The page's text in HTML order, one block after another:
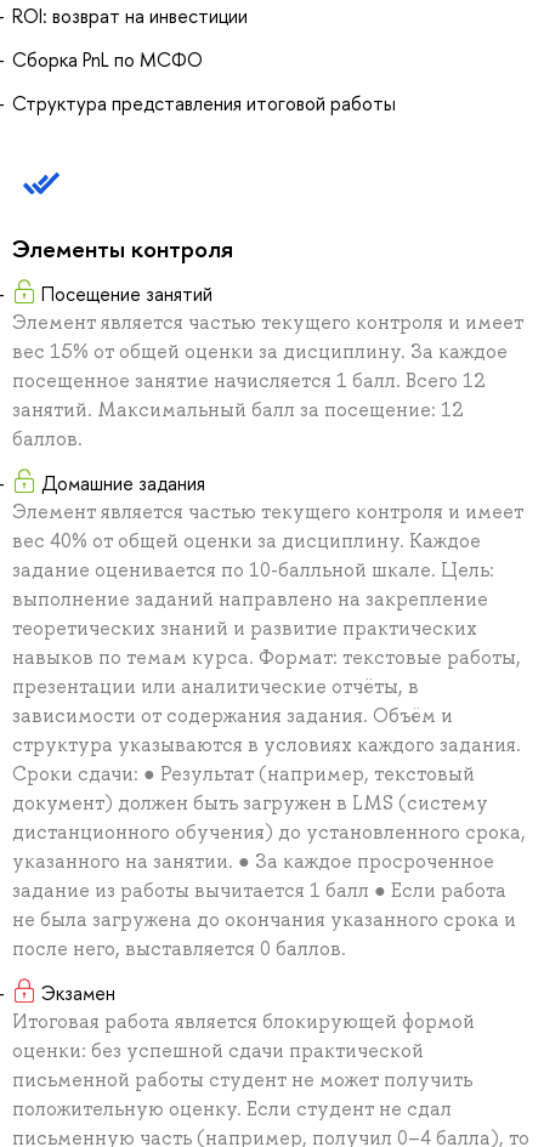
ROI: возврат на инвестиции
Сборка PnL по МСФО
Структура представления итоговой работы
Элементы контроля
Посещение занятий
Элемент является частью текущего контроля и имеет
вес 15% от общей оценки за дисциплину. За каждое
посещенное занятие начисляется 1 балл. Всего 12
занятий. Максимальный балл за посещение: 12
баллов.
Домашние задания
Элемент является частью текущего контроля и имеет
вес 40% от общей оценки за дисциплину. Каждое
задание оценивается по 10-балльной шкале. Цель:
выполнение заданий направлено на закрепление
теоретических знаний и развитие практических
навыков по темам курса. Формат: текстовые работы,
презентации или аналитические отчёты, в
зависимости от содержания задания. Объём и
структура указываются в условиях каждого задания.
Сроки сдачи: ● Результат (например, текстовый
документ) должен быть загружен в LMS (систему
дистанционного обучения) до установленного срока,
указанного на занятии. ● За каждое просроченное
задание из работы вычитается 1 балл ● Если работа
не была загружена до окончания указанного срока и
после него, выставляется 0 баллов.
Экзамен
Итоговая работа является блокирующей формой
оценки: без успешной сдачи практической
письменной работы студент не может получить
положительную оценку. Если студент не сдал
письменную часть (например, получил 0–4 балла), то